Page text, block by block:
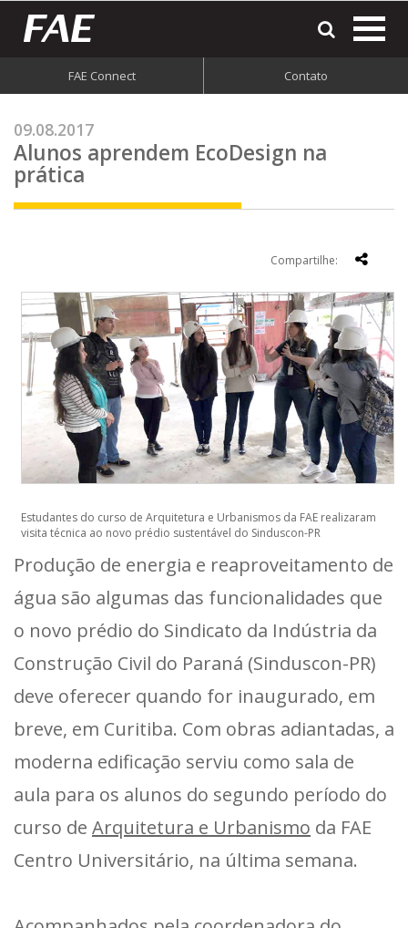
FAE Connect Contato
09.08.2017
Alunos aprendem EcoDesign na
prática
Compartilhe:
Estudantes do curso de Arquitetura e Urbanismos da FAE realizaram
visita técnica ao novo prédio sustentável do Sinduscon-PR
Produção de energia e reaproveitamento de
água são algumas das funcionalidades que
o novo prédio do Sindicato da Indústria da
Construção Civil do Paraná (Sinduscon-PR)
deve oferecer quando for inaugurado, em
breve, em Curitiba. Com obras adiantadas, a
moderna edificação serviu como sala de
aula para os alunos do segundo período do
curso de Arquitetura e Urbanismo da FAE
Centro Universitário, na última semana.